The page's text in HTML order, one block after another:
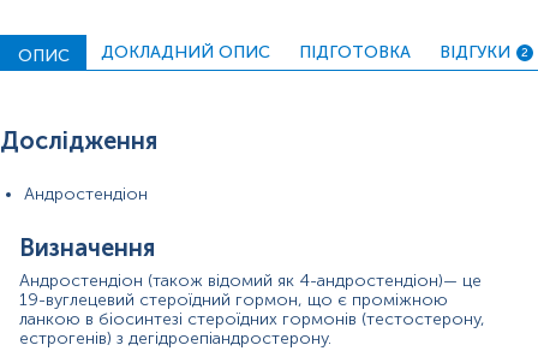
після народження. Потім швидко знижується протягом
першого року життя до низьких препубертатних
рівня дорослої людини приблизно у віці 18 років.
гіперандрогенії у жінок, а саме: надмірний ріст волосся
на тілі та обличчі (так званий гірсутизм), припинення
чоловіків зазвичай протікає безсимптомно, але через
периферичне перетворення андрогенів в естрогени
іноді можуть спостерігатися легкі симптоми надлишку
естрогену, такі як гінекомастія.
ОПИС ДОКЛАДНИЙ ОПИС ПІДГОТОВКА ВІДГУКИ 2
Дослідження
Андростендіон
Визначення
Андростендіон (також відомий як 4-андростендіон)— це
19-вуглецевий стероїдний гормон, що є проміжною
ланкою в біосинтезі стероїдних гормонів (тестостерону,
естрогенів) з дегідроепіандростерону.